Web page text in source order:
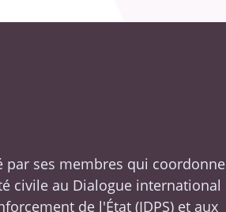
par ses membres qui coordonne
civile au Dialogue international
de l'État (IDPS) et aux